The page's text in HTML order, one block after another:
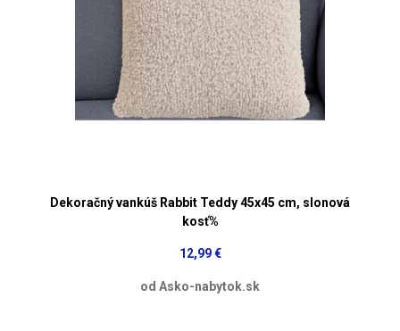
Dekoračný vankúš Rabbit Teddy 45x45 cm, slonová
kosť%
12,99 €
od Asko-nabytok.sk